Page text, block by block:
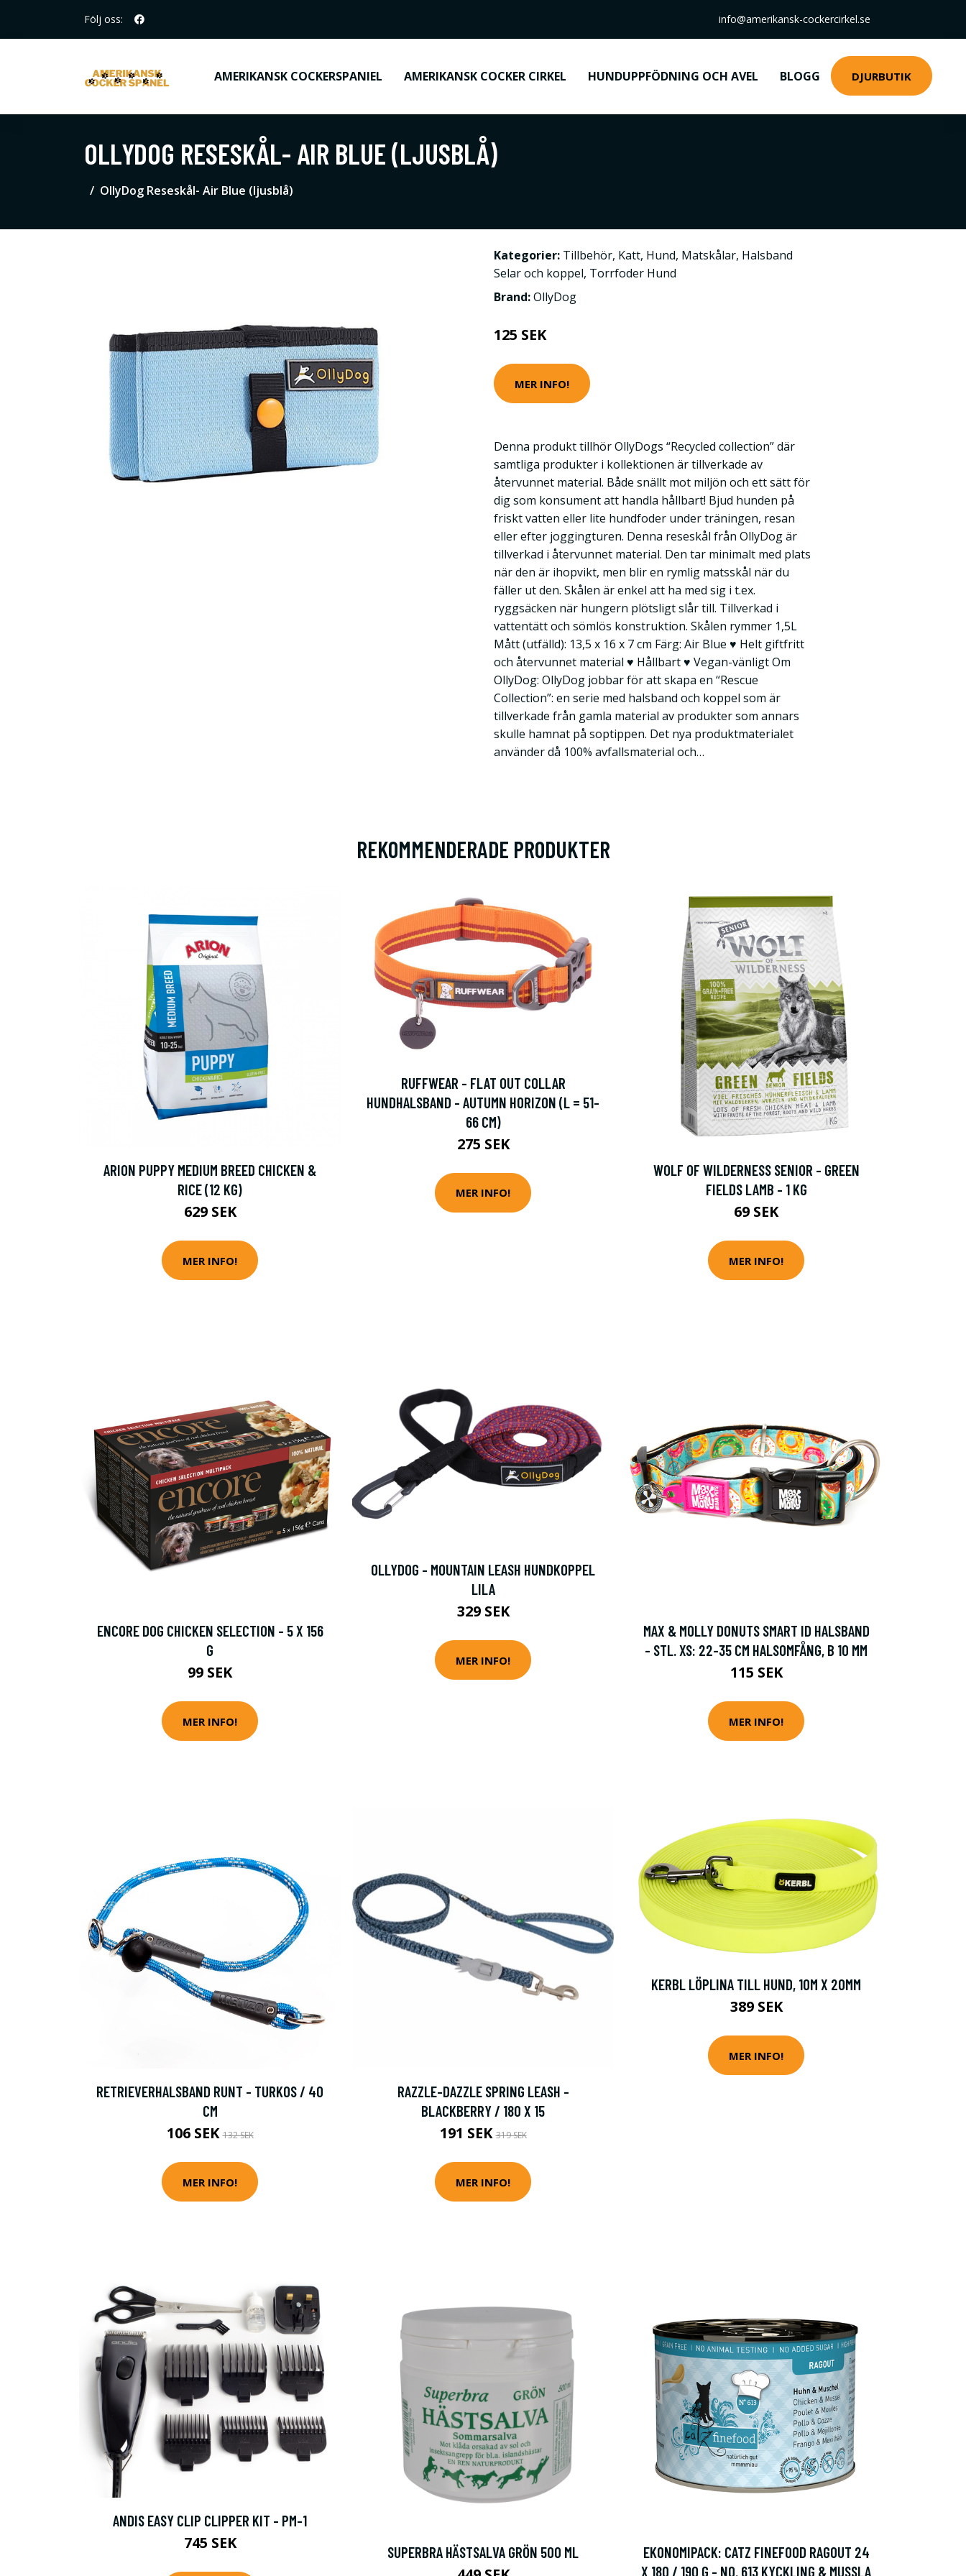
Följ oss: info@amerikansk-cockercirkel.se
AMERIKANSK COCKERSPANIEL AMERIKANSK COCKER CIRKEL HUNDUPPFÖDNING OCH AVEL BLOGG DJURBUTIK
OLLYDOG RESESKÅL- AIR BLUE (LJUSBLÅ)
OllyDog Reseskål- Air Blue (ljusblå)
Kategorier: Tillbehör, Katt, Hund, Matskålar, Halsband
Selar och koppel, Torrfoder Hund
Brand:OllyDog
125 SEK
MER INFO!
Denna produkt tillhör OllyDogs “Recycled collection” där
samtliga produkter i kollektionen är tillverkade av
återvunnet material. Både snällt mot miljön och ett sätt för
dig som konsument att handla hållbart! Bjud hunden på
friskt vatten eller lite hundfoder under träningen, resan
eller efter joggingturen. Denna reseskål från OllyDog är
tillverkad i återvunnet material. Den tar minimalt med plats
när den är ihopvikt, men blir en rymlig matsskål när du
fäller ut den. Skålen är enkel att ha med sig i t.ex.
ryggsäcken när hungern plötsligt slår till. Tillverkad i
vattentätt och sömlös konstruktion. Skålen rymmer 1,5L
Mått (utfälld): 13,5 x 16 x 7 cm Färg: Air Blue ♥ Helt giftfritt
och återvunnet material ♥ Hållbart ♥ Vegan-vänligt Om
OllyDog: OllyDog jobbar för att skapa en “Rescue
Collection”: en serie med halsband och koppel som är
tillverkade från gamla material av produkter som annars
skulle hamnat på soptippen. Det nya produktmaterialet
använder då 100% avfallsmaterial och…
REKOMMENDERADE PRODUKTER
ARION PUPPY MEDIUM BREED CHICKEN &
RICE (12 KG)
629 SEK
MER INFO!
RUFFWEAR - FLAT OUT COLLAR
HUNDHALSBAND - AUTUMN HORIZON (L = 51-
66 CM)
275 SEK
MER INFO!
WOLF OF WILDERNESS SENIOR - GREEN
FIELDS LAMB - 1 KG
69 SEK
MER INFO!
ENCORE DOG CHICKEN SELECTION - 5 X 156
G
99 SEK
MER INFO!
OLLYDOG - MOUNTAIN LEASH HUNDKOPPEL
LILA
329 SEK
MER INFO!
MAX & MOLLY DONUTS SMART ID HALSBAND
- STL. XS: 22-35 CM HALSOMFÅNG, B 10 MM
115 SEK
MER INFO!
RETRIEVERHALSBAND RUNT - TURKOS / 40
CM
106 SEK132 SEK
MER INFO!
RAZZLE-DAZZLE SPRING LEASH -
BLACKBERRY / 180 X 15
191 SEK319 SEK
MER INFO!
KERBL LÖPLINA TILL HUND, 10M X 20MM
389 SEK
MER INFO!
ANDIS EASY CLIP CLIPPER KIT - PM-1
745 SEK SUPERBRA HÄSTSALVA GRÖN 500 ML
EKONOMIPACK: CATZ FINEFOOD RAGOUT 24
X 180 / 190 G - NO. 613 KYCKLING & MUSSLA